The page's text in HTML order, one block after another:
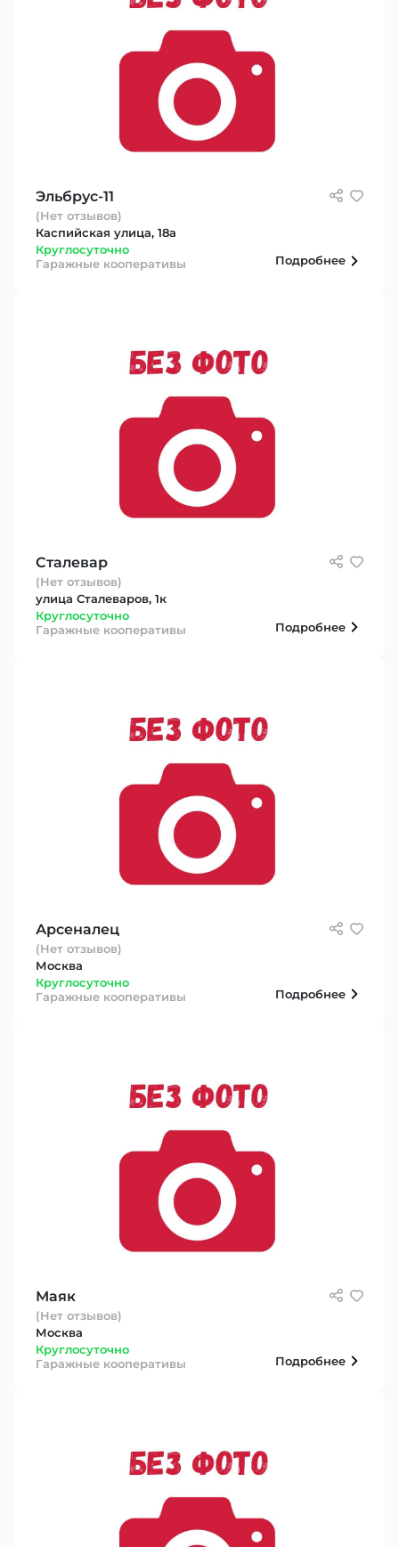
Эльбрус-11
(Нет отзывов)
Каспийская улица, 18а
Круглосуточно
Гаражные кооперативы
Подробнее
Сталевар
(Нет отзывов)
улица Сталеваров, 1к
Круглосуточно
Гаражные кооперативы
Подробнее
Арсеналец
(Нет отзывов)
Москва
Круглосуточно
Гаражные кооперативы
Подробнее
Маяк
(Нет отзывов)
Москва
Круглосуточно
Гаражные кооперативы
Подробнее